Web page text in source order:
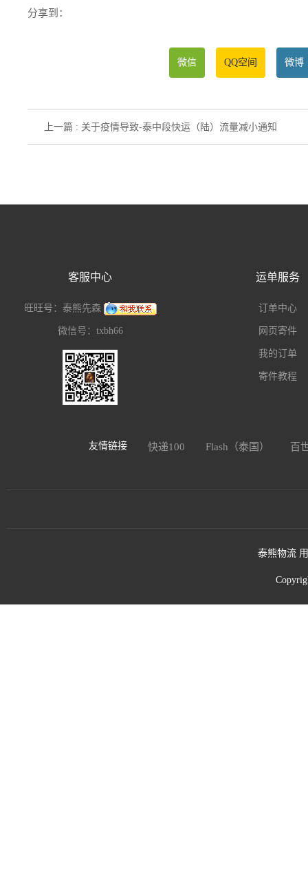
分享到：
微信 QQ空间 微博
上一篇 : 关于疫情导致-泰中段快运（陆）流量减小通知
客服中心
旺旺号：泰熊先森
微信号：txbh66
运单服务
订单中心
网页寄件
我的订单
寄件教程
友情链接 快递100 Flash（泰国） 百
泰熊物流